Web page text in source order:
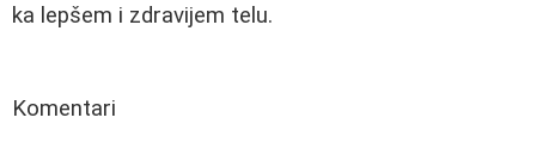
ka lepšem i zdravijem telu.
Komentari